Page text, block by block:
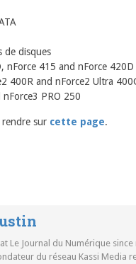
de disques
nForce 415 and nForce
400R and nForce2 Ultra
PRO 250
sur cette page.
Le Journal du Numérique
du réseau Kassi Media